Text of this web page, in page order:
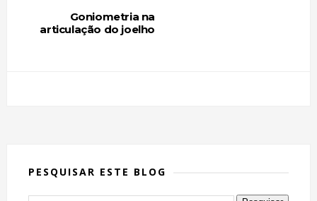
Goniometria na
articulação do joelho
PESQUISAR ESTE BLOG